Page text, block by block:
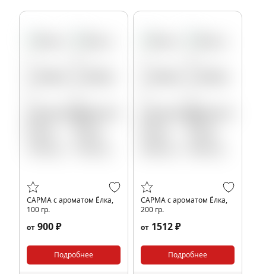
САРМА с ароматом Ёлка,
100 гр.
от 900 ₽
Подробнее
САРМА с ароматом Ёлка,
200 гр.
от 1512 ₽
Подробнее